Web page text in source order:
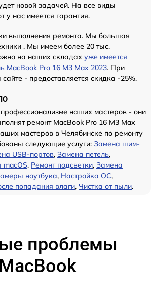
новой задачей. На все виды
у нас имеется гарантия.
выполнения ремонта. Мы большая
. Мы имеем более 20 тыс.
на наших складах уже имеется
MacBook Pro 16 M3 Max 2023. При
- предоставляется скидка -25%.
наших мастеров - они
ремонт MacBook Pro 16 M3 Max
мастеров в Челябинске по ремонту
следующие услуги: Замена шим-
USB-портов, Замена петель,
macOS, Ремонт подсветки, Замена
ноутбука, Настройка ОС,
попадания влаги, Чистка от пыли.
проблемы
MacBook